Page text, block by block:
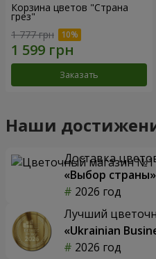
Корзина цветов "Страна
грез"
1 777 грн
Заказать
Наши
Доставка
«Выбор страны»
2026 год
Лучший
«Ukrainian
2026 год